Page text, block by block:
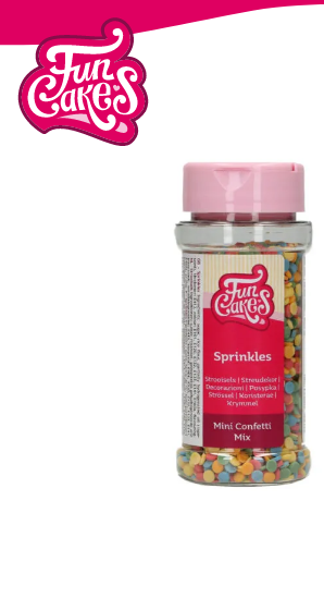
Waar ben je naar op
Zoeken